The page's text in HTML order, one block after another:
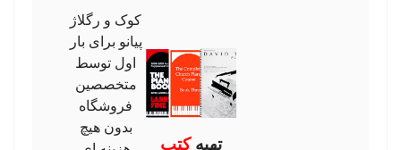
تهیهکتب
کوک و رگلاژ
پیانو برای بار
اول توسط
متخصصین
فروشگاه
بدون هیچ